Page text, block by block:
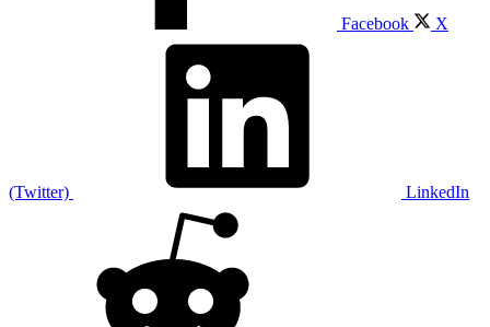
Facebook X
(Twitter) LinkedIn